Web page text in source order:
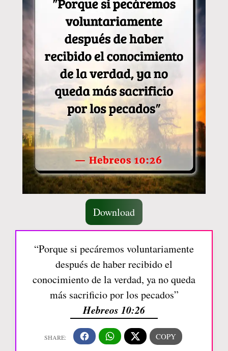
Download
“Porque si pecáremos voluntariamente
después de haber recibido el
conocimiento de la verdad, ya no queda
más sacrificio por los pecados”
Hebreos 10:26